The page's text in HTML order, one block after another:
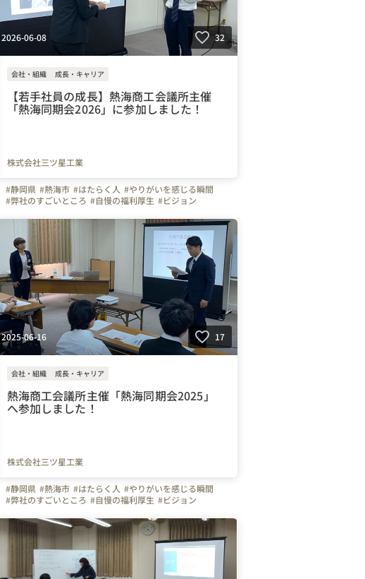
2026-06-08 32
会社・組織 成長・キャリア
【若手社員の成長】熱海商工会議所主催
「熱海同期会2026」に参加しました！
株式会社三ツ星工業
#静岡県 #熱海市 #はたらく人 #やりがいを感じる瞬間
#弊社のすごいところ #自慢の福利厚生 #ビジョン
#空調 #ものづくり #離職防止 #経験者 #未経験者
#Iターン
#株式会社三ツ星工業 #三ツ星工業
#熱海商工会議所
#モチベーションアップ #同期会
#写真で伝える会社の雰囲気
#会社の推しポイント #設備
#研修レポート #成長実感
2025-06-16 17
会社・組織 成長・キャリア
熱海商工会議所主催「熱海同期会2025」
へ参加しました！
株式会社三ツ星工業
#静岡県 #熱海市 #はたらく人 #やりがいを感じる瞬間
#弊社のすごいところ #自慢の福利厚生 #ビジョン
#空調 #ものづくり #離職防止 #経験者 #未経験者
#Iターン
#Uターン #株式会社三ツ星工業 #三ツ星工業
#モチベーションアップ #同期会
#写真で伝える会社の雰囲気
#研修レポート
#成長実感